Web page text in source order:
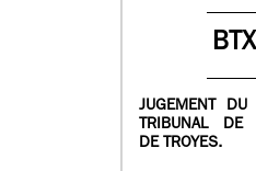
JUGEMENT DU
TRIBUNAL DE
DE TROYES.